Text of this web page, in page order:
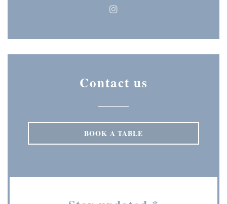
Instagram ((opens in a new
Contact us
BOOK A TABLE